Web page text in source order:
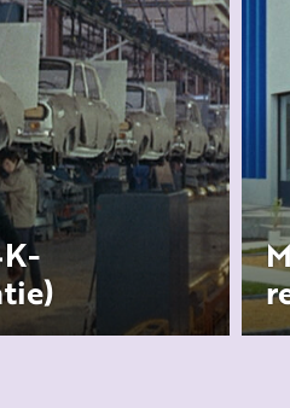
film waarin